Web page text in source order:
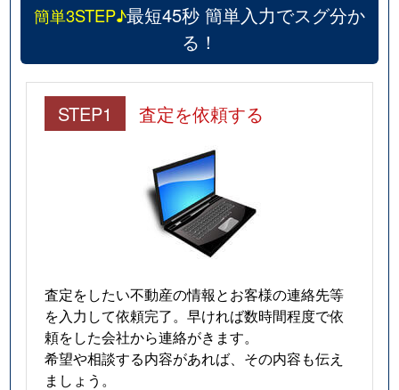
簡単3STEP♪最短45秒 簡単入力でスグ分か
る！
STEP1 査定を依頼する
査定をしたい不動産の情報とお客様の連絡先等
を入力して依頼完了。早ければ数時間程度で依
頼をした会社から連絡がきます。
希望や相談する内容があれば、その内容も伝え
ましょう。